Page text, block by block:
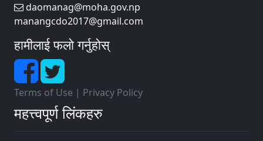
daomanag@moha.gov.np
manangcdo2017@gmail.com
हामीलाई फलो गर्नुहोस्
Terms of Use | Privacy Policy
महत्त्वपूर्ण लिंकहरु